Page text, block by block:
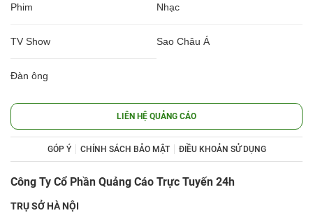
Phim Nhạc
TV Show Sao Châu Á
Đàn ông
LIÊN HỆ QUẢNG CÁO
GÓP Ý CHÍNH SÁCH BẢO MẬT ĐIỀU KHOẢN SỬ DỤNG
Công Ty Cổ Phần Quảng Cáo Trực Tuyến 24h
TRỤ SỞ HÀ NỘI